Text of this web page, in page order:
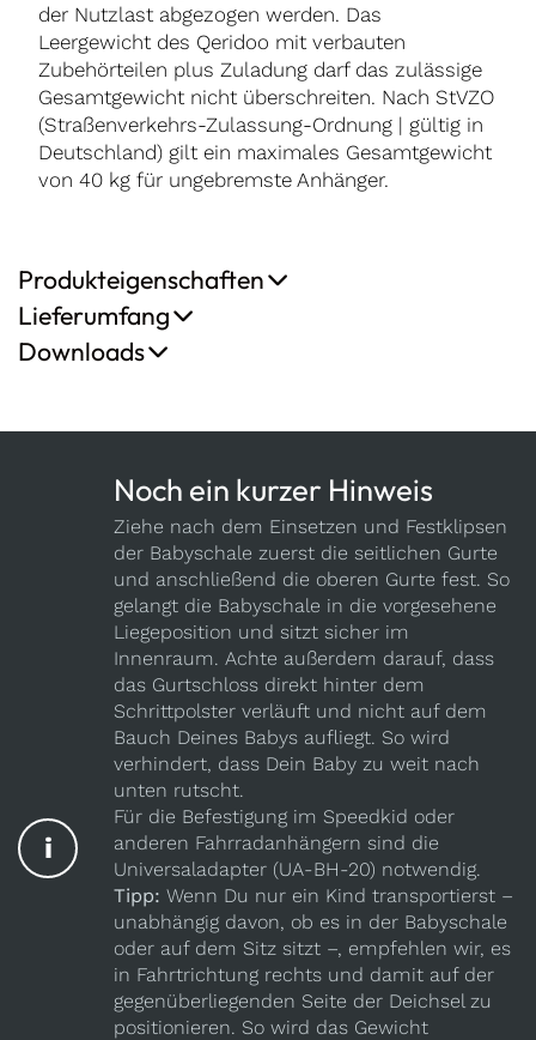
der Nutzlast abgezogen werden. Das
Leergewicht des Qeridoo mit verbauten
Zubehörteilen plus Zuladung darf das zulässige
Gesamtgewicht nicht überschreiten. Nach StVZO
(Straßenverkehrs-Zulassung-Ordnung | gültig in
Deutschland) gilt ein maximales Gesamtgewicht
von 40 kg für ungebremste Anhänger.
Produkteigenschaften
Lieferumfang
Downloads
i
Noch ein kurzer Hinweis
Ziehe nach dem Einsetzen und Festklipsen
der Babyschale zuerst die seitlichen Gurte
und anschließend die oberen Gurte fest. So
gelangt die Babyschale in die vorgesehene
Liegeposition und sitzt sicher im
Innenraum. Achte außerdem darauf, dass
das Gurtschloss direkt hinter dem
Schrittpolster verläuft und nicht auf dem
Bauch Deines Babys aufliegt. So wird
verhindert, dass Dein Baby zu weit nach
unten rutscht.
Für die Befestigung im Speedkid oder
anderen Fahrradanhängern sind die
Universaladapter (UA-BH-20) notwendig.
Tipp: Wenn Du nur ein Kind transportierst –
unabhängig davon, ob es in der Babyschale
oder auf dem Sitz sitzt –, empfehlen wir, es
in Fahrtrichtung rechts und damit auf der
gegenüberliegenden Seite der Deichsel zu
positionieren. So wird das Gewicht